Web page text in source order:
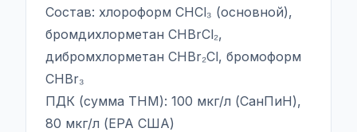
Состав: хлороформ CHCl₃ (основной),
бромдихлорметан CHBrCl₂,
дибромхлорметан CHBr₂Cl, бромоформ
CHBr₃
ПДК (сумма THM): 100 мкг/л (СанПиН),
80 мкг/л (EPA США)